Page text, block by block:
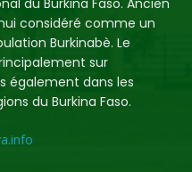
considéré comme un
Burkinabè. Le
sur
également dans les
du Burkina Faso.